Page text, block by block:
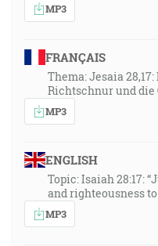
MP3
FRANÇAIS
Thema: Jesaia
Richtschnur und die
MP3
ENGLISH
Topic: Isaiah 28:17:
and righteousness
MP3